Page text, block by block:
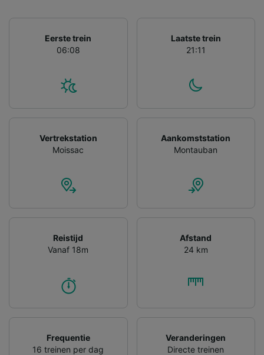
Eerste trein
06:08
Laatste trein
21:11
Vertrekstation
Moissac
Aankomststation
Montauban
Reistijd
Vanaf 18m
Afstand
24 km
Frequentie
16 treinen per dag
Veranderingen
Directe treinen